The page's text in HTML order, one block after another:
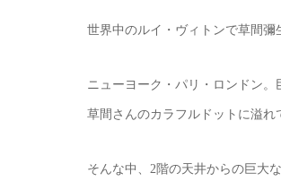
世界中のルイ・ヴィトンで草間彌
ニューヨーク・パリ・ロンドン
草間さんのカラフルドットに溢れ
そんな中、2階の天井からの巨大